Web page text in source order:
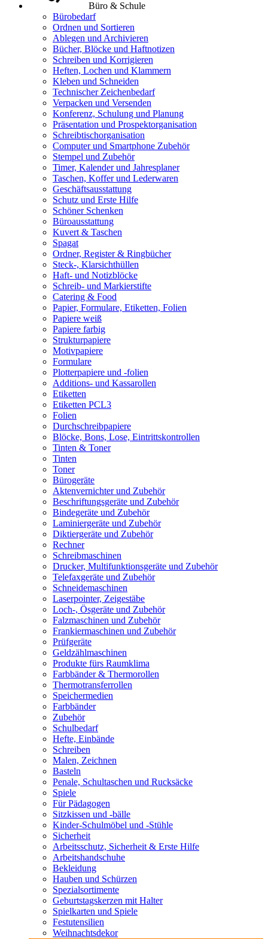
Büro & Schule
Bürobedarf
Ordnen und Sortieren
Ablegen und Archivieren
Bücher, Blöcke und Haftnotizen
Schreiben und Korrigieren
Heften, Lochen und Klammern
Kleben und Schneiden
Technischer Zeichenbedarf
Verpacken und Versenden
Konferenz, Schulung und Planung
Präsentation und Prospektorganisation
Schreibtischorganisation
Computer und Smartphone Zubehör
Stempel und Zubehör
Timer, Kalender und Jahresplaner
Taschen, Koffer und Lederwaren
Geschäftsausstattung
Schutz und Erste Hilfe
Schöner Schenken
Büroausstattung
Kuvert & Taschen
Spagat
Ordner, Register & Ringbücher
Steck-, Klarsichthüllen
Haft- und Notizblöcke
Schreib- und Markierstifte
Catering & Food
Papier, Formulare, Etiketten, Folien
Papiere weiß
Papiere farbig
Strukturpapiere
Motivpapiere
Formulare
Plotterpapiere und -folien
Additions- und Kassarollen
Etiketten
Etiketten PCL3
Folien
Durchschreibpapiere
Blöcke, Bons, Lose, Eintrittskontrollen
Tinten & Toner
Tinten
Toner
Bürogeräte
Aktenvernichter und Zubehör
Beschriftungsgeräte und Zubehör
Bindegeräte und Zubehör
Laminiergeräte und Zubehör
Diktiergeräte und Zubehör
Rechner
Schreibmaschinen
Drucker, Multifunktionsgeräte und Zubehör
Telefaxgeräte und Zubehör
Schneidemaschinen
Laserpointer, Zeigestäbe
Loch-, Ösgeräte und Zubehör
Falzmaschinen und Zubehör
Frankiermaschinen und Zubehör
Prüfgeräte
Geldzählmaschinen
Produkte fürs Raumklima
Farbbänder & Thermorollen
Thermotransferrollen
Speichermedien
Farbbänder
Zubehör
Schulbedarf
Hefte, Einbände
Schreiben
Malen, Zeichnen
Basteln
Penale, Schultaschen und Rucksäcke
Spiele
Für Pädagogen
Sitzkissen und -bälle
Kinder-Schulmöbel und -Stühle
Sicherheit
Arbeitsschutz, Sicherheit & Erste Hilfe
Arbeitshandschuhe
Bekleidung
Hauben und Schürzen
Spezialsortimente
Geburtstagskerzen mit Halter
Spielkarten und Spiele
Festutensilien
Weihnachtsdekor